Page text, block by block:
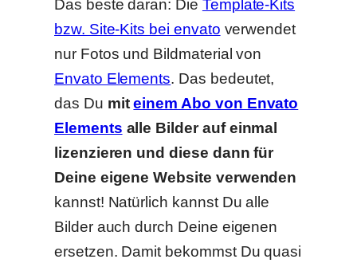
Das beste daran: Die Template-Kits
bzw. Site-Kits bei envato verwendet
nur Fotos und Bildmaterial von
Envato Elements. Das bedeutet,
das Du miteinem Abo von Envato
Elements alle Bilder auf einmal
lizenzieren und diese dann für
Deine eigene Website verwenden
kannst! Natürlich kannst Du alle
Bilder auch durch Deine eigenen
ersetzen. Damit bekommst Du quasi